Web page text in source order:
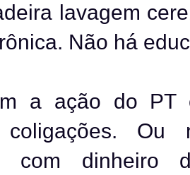
lavagem
Não há
a ação do PT
coligações. Ou
com dinheiro